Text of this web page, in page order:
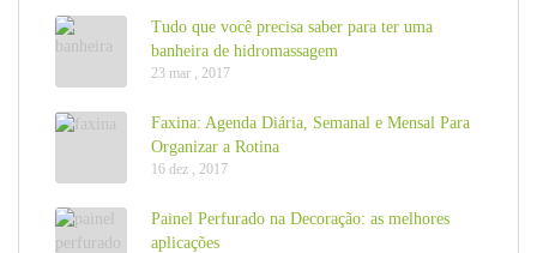
Tudo que você precisa saber para ter uma
banheira de hidromassagem
23 mar , 2017
Faxina: Agenda Diária, Semanal e Mensal Para
Organizar a Rotina
16 dez , 2017
Painel Perfurado na Decoração: as melhores
aplicações